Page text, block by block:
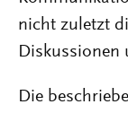
nicht zuletzt
Diskussionen
Die